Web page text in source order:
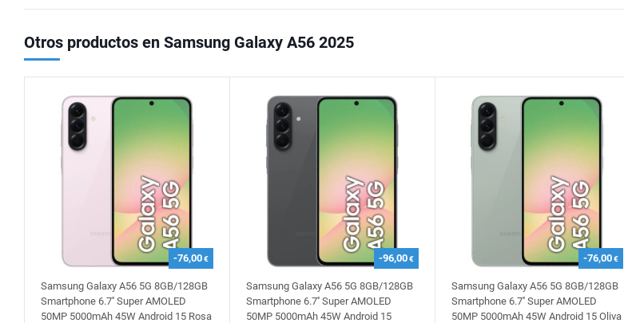
Otros productos en Samsung Galaxy A56 2025
-76,00€
Samsung Galaxy A56 5G 8GB/128GB
Smartphone 6.7'' Super AMOLED
50MP 5000mAh 45W Android 15 Rosa
-96,00€
Samsung Galaxy A56 5G 8GB/128GB
Smartphone 6.7'' Super AMOLED
50MP 5000mAh 45W Android 15
-76,00€
Samsung Galaxy A56 5G 8GB/128GB
Smartphone 6.7'' Super AMOLED
50MP 5000mAh 45W Android 15 Oliva